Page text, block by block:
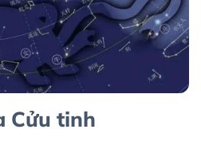
Cửu tinh